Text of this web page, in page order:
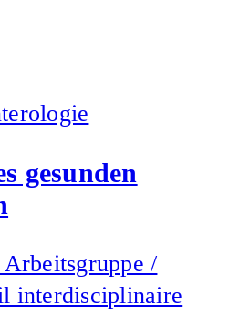
gesunden
/
interdisciplinaire